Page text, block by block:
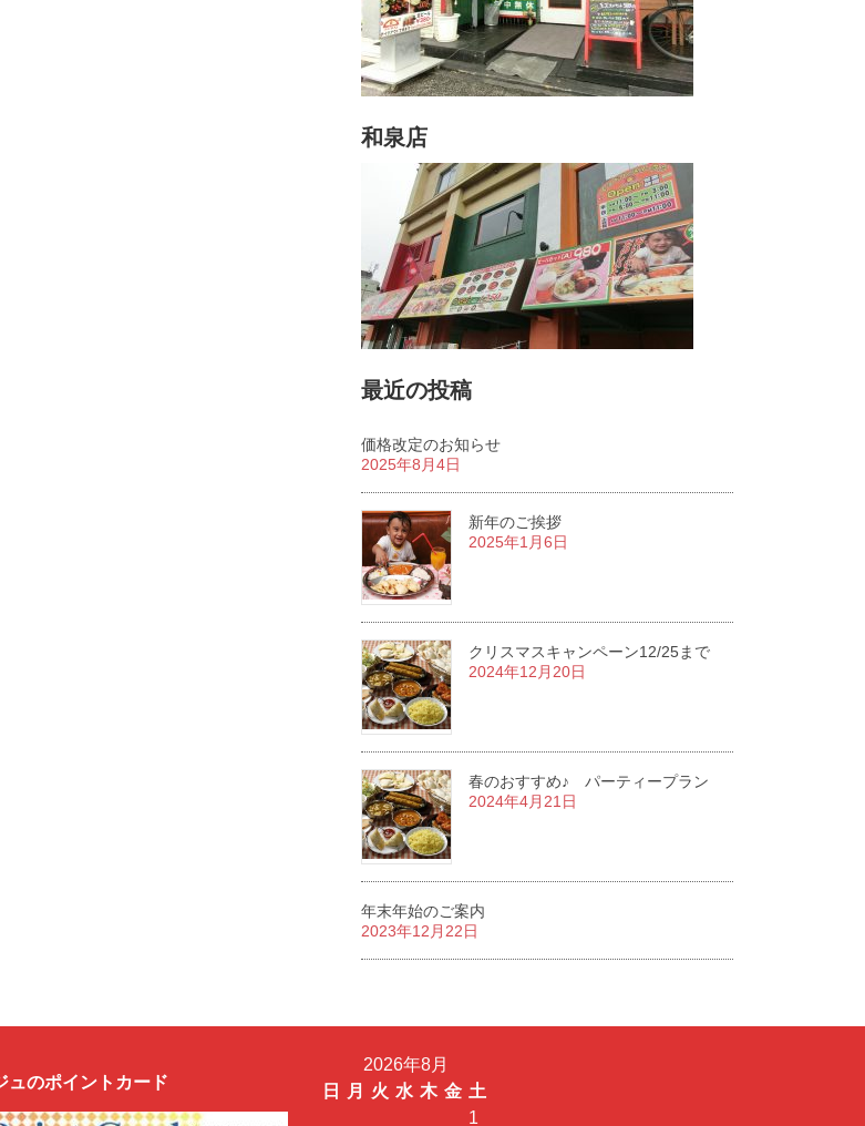
和泉店
最近の投稿
価格改定のお知らせ
2025年8月4日
新年のご挨拶
2025年1月6日
クリスマスキャンペーン12/25まで
2024年12月20日
春のおすすめ♪ パーティープラン
2024年4月21日
年末年始のご案内
2023年12月22日
ュのポイントカード
2026年8月
日
月 火 水 木 金 土
1